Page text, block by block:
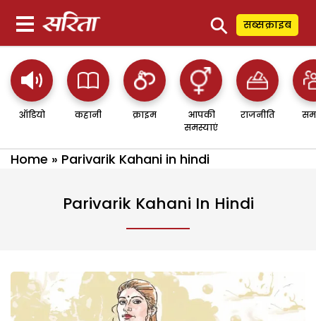
⚲ सब्सक्राइब
ऑडियो कहानी क्राइम
आपकी
समस्याएं
राजनीति
Home » Parivarik Kahani in hindi
Parivarik Kahani In Hindi